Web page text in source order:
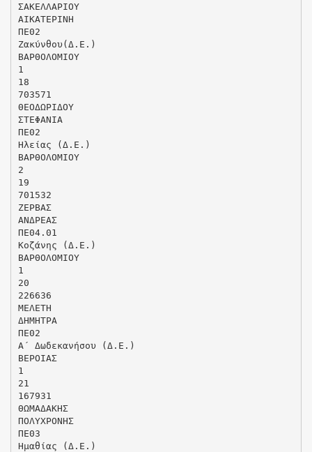
ΣΑΚΕΛΛΑΡΙΟΥ
ΑΙΚΑΤΕΡΙΝΗ
ΠΕ02
Ζακύνθου(Δ.Ε.)
ΒΑΡΘΟΛΟΜΙΟΥ
1
18
703571
ΘΕΟΔΩΡΙΔΟΥ
ΣΤΕΦΑΝΙΑ
ΠΕ02
Ηλείας (Δ.Ε.)
ΒΑΡΘΟΛΟΜΙΟΥ
2
19
701532
ΖΕΡΒΑΣ
ΑΝΔΡΕΑΣ
ΠΕ04.01
Κοζάνης (Δ.Ε.)
ΒΑΡΘΟΛΟΜΙΟΥ
1
20
226636
ΜΕΛΕΤΗ
ΔΗΜΗΤΡΑ
ΠΕ02
Α΄ Δωδεκανήσου (Δ.Ε.)
ΒΕΡΟΙΑΣ
1
21
167931
ΘΩΜΑΔΑΚΗΣ
ΠΟΛΥΧΡΟΝΗΣ
ΠΕ03
Ημαθίας (Δ.Ε.)